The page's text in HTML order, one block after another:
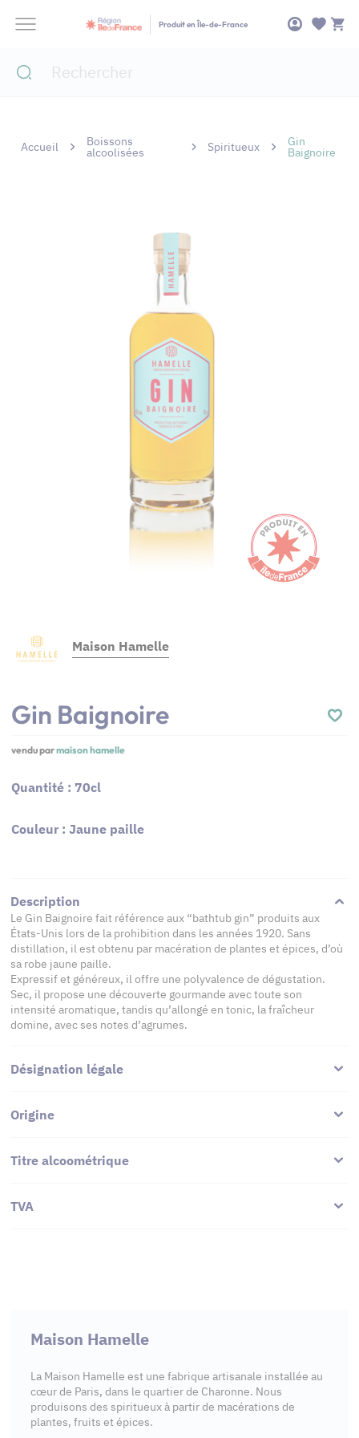
Produit en Île-de-France
Accueil Boissons
alcoolisées Spiritueux Gin
Baignoire
Maison Hamelle
Gin Baignoire
vendu parmaison hamelle
Quantité : 70cl
Couleur : Jaune paille
Description
Le Gin Baignoire fait référence aux “bathtub gin” produits aux
États-Unis lors de la prohibition dans les années 1920. Sans
distillation, il est obtenu par macération de plantes et épices, d’où
sa robe jaune paille.
Expressif et généreux, il offre une polyvalence de dégustation.
Sec, il propose une découverte gourmande avec toute son
intensité aromatique, tandis qu’allongé en tonic, la fraîcheur
domine, avec ses notes d’agrumes.
Désignation légale
Origine
Titre alcoométrique
TVA
Maison Hamelle
La Maison Hamelle est une fabrique artisanale installée au
cœur de Paris, dans le quartier de Charonne. Nous
produisons des spiritueux à partir de macérations de
plantes, fruits et épices.